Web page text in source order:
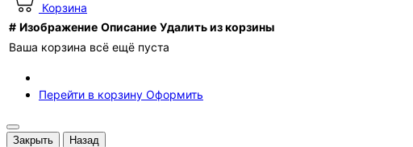
Корзина
# Изображение Описание Удалить из корзины
Ваша корзина всё ещё пуста
Перейти в корзину Оформить
Закрыть Назад